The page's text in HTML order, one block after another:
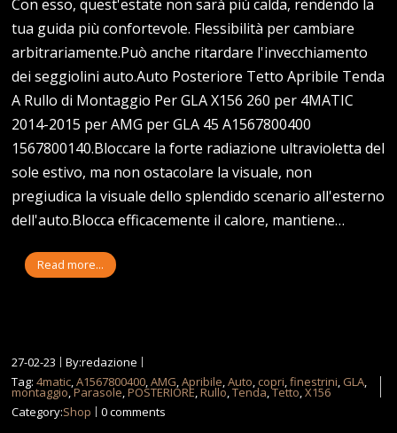
Con esso, quest'estate non sarà più calda, rendendo la
tua guida più confortevole. Flessibilità per cambiare
arbitrariamente.Può anche ritardare l'invecchiamento
dei seggiolini auto.Auto Posteriore Tetto Apribile Tenda
A Rullo di Montaggio Per GLA X156 260 per 4MATIC
2014-2015 per AMG per GLA 45 A1567800400
1567800140.Bloccare la forte radiazione ultravioletta del
sole estivo, ma non ostacolare la visuale, non
pregiudica la visuale dello splendido scenario all'esterno
dell'auto.Blocca efficacemente il calore, mantiene…
Read more...
27-02-23
By:redazione
Tag:4matic,A1567800400,AMG,Apribile,Auto, copri,finestrini, GLA,
montaggio,Parasole,POSTERIORE,Rullo,Tenda,Tetto,X156
Category:Shop 0 comments